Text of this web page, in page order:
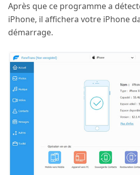
Après que ce programme a
iPhone, il affichera votre iPhone
démarrage.